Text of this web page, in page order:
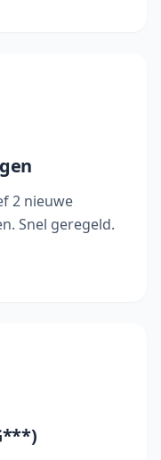
2 nieuwe
Snel geregeld.